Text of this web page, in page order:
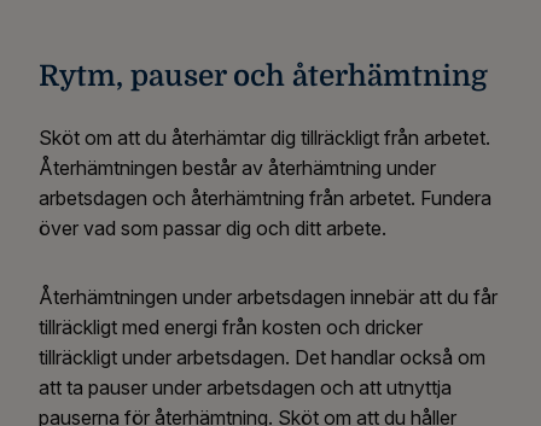
Rytm, pauser och återhämtning
Sköt om att du återhämtar dig tillräckligt från arbetet.
Återhämtningen består av återhämtning under
arbetsdagen och återhämtning från arbetet. Fundera
över vad som passar dig och ditt arbete.
Återhämtningen under arbetsdagen innebär att du får
tillräckligt med energi från kosten och dricker
tillräckligt under arbetsdagen. Det handlar också om
att ta pauser under arbetsdagen och att utnyttja
pauserna för återhämtning. Sköt om att du håller